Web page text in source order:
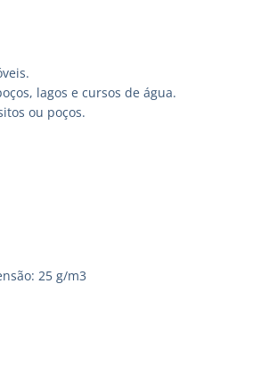
lagos e cursos de água.
ou poços.
25 g/m3